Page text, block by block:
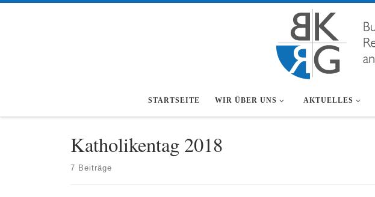
STARTSEITE WIR ÜBER UNS AKTUELLES
Katholikentag 2018
7 Beiträge